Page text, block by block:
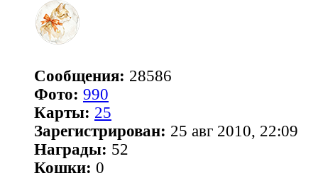
Сообщения: 28586
Фото: 990
Карты: 25
Зарегистрирован: 25 авг 2010, 22:09
Награды: 52
Кошки: 0